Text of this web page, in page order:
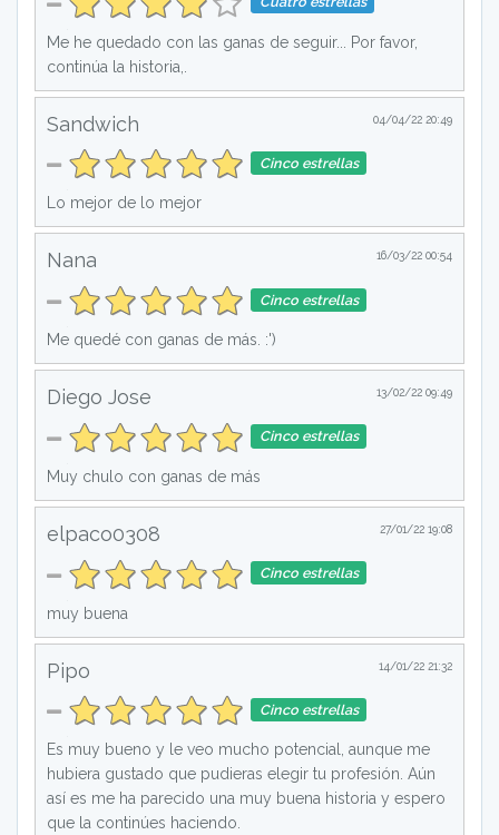
Me he quedado con las ganas de seguir... Por favor,
continúa la historia,.
04/04/22 20:49
Sandwich
Cinco estrellas
Lo mejor de lo mejor
16/03/22 00:54
Nana
Cinco estrellas
Me quedé con ganas de más. :')
13/02/22 09:49
Diego Jose
Cinco estrellas
Muy chulo con ganas de más
27/01/22 19:08
elpaco0308
Cinco estrellas
muy buena
14/01/22 21:32
Pipo
Cinco estrellas
Es muy bueno y le veo mucho potencial, aunque me
hubiera gustado que pudieras elegir tu profesión. Aún
así es me ha parecido una muy buena historia y espero
que la continúes haciendo.